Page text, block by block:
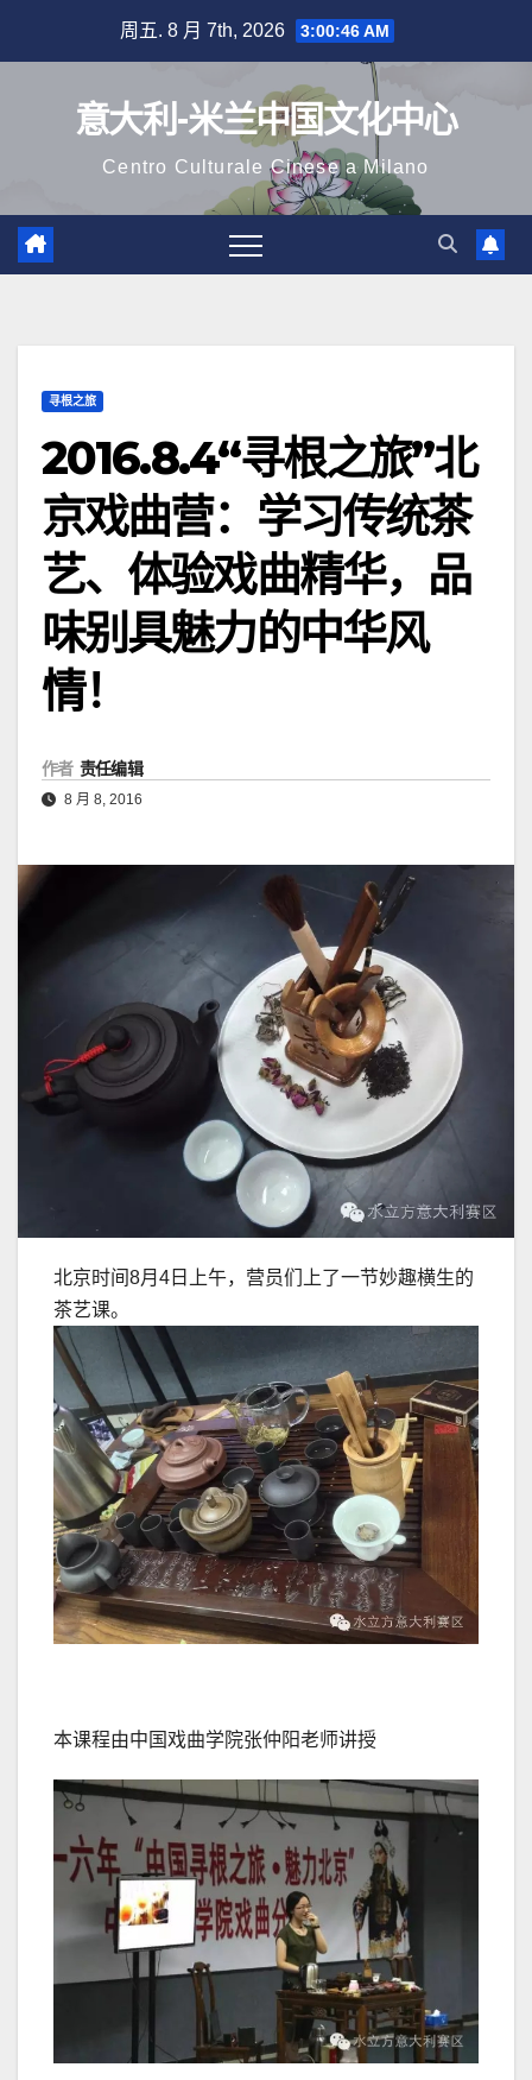
周五. 8 月 7th, 2026 3:00:49 AM
意大利-米兰中国文化中心
Centro Culturale Cinese a Milano
寻根之旅
2016.8.4“寻根之旅”北
京戏曲营：学习传统茶
艺、体验戏曲精华，品
味别具魅力的中华风
情！
作者 责任编辑
8 月 8, 2016
北京时间8月4日上午，营员们上了一节妙趣横生的
茶艺课。
本课程由中国戏曲学院张仲阳老师讲授